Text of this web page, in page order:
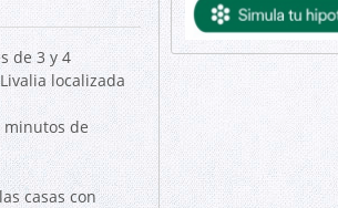
de 3 y 4
localizada
minutos de
casas con